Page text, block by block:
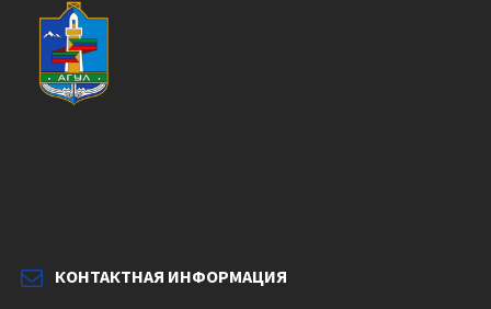
КОНТАКТНАЯ ИНФОРМАЦИЯ